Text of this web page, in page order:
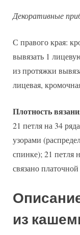
Декоративные
С правого края:
вывязать 1
из протяжки
лицевая,
Плотность
21 петля на 34
узорами
спинке); 21 петля
связано платочной
из